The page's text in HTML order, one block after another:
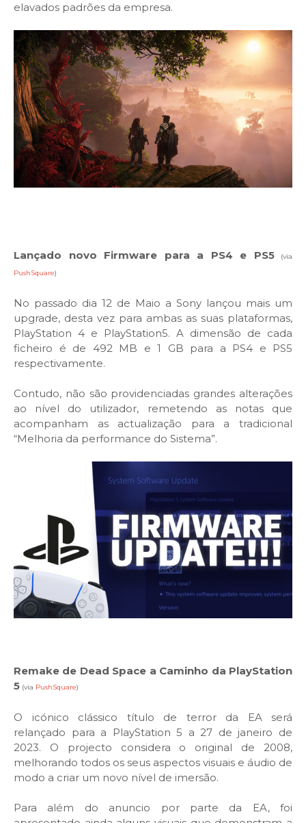
elavados padrões da empresa.
Lançado novo Firmware para a PS4 e PS5(via
PushSquare)
No passado dia 12 de Maio a Sony lançou mais um
upgrade, desta vez para ambas as suas plataformas,
PlayStation 4 e PlayStation5. A dimensão de cada
ficheiro é de 492 MB e 1 GB para a PS4 e PS5
respectivamente.
Contudo, não são providenciadas grandes alterações
ao nível do utilizador, remetendo as notas que
acompanham as actualização para a tradicional
“Melhoria da performance do Sistema”.
Remake de Dead Space a Caminho da PlayStation
5 (via PushSquare)
O icónico clássico título de terror da EA será
relançado para a PlayStation 5 a 27 de janeiro de
2023. O projecto considera o original de 2008,
melhorando todos os seus aspectos visuais e áudio de
modo a criar um novo nível de imersão.
Para além do anuncio por parte da EA, foi